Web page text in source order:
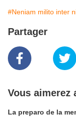
#Neniam milito inter
Partager
Vous aimerez
La preparo de la